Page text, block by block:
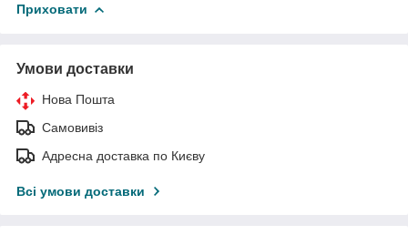
Приховати
Умови доставки
Нова Пошта
Самовивіз
Адресна доставка по Києву
Всі умови доставки